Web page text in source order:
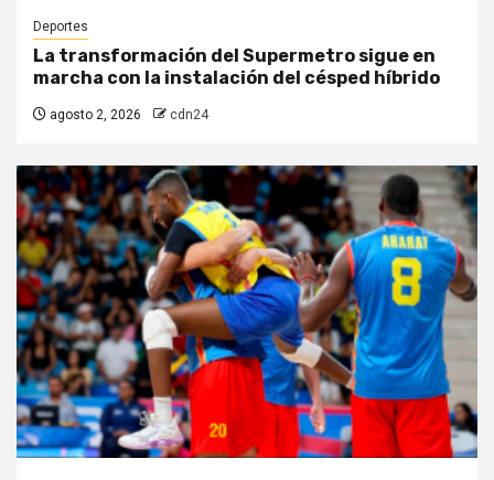
Deportes
La transformación del Supermetro sigue en
marcha con la instalación del césped híbrido
agosto 2, 2026 cdn24